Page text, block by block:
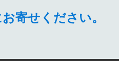
寄せください。